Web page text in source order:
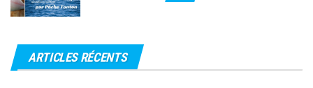
ARTICLES RÉCENTS